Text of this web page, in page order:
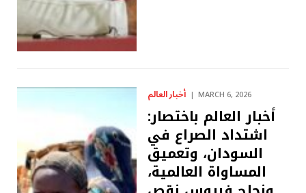
أخبار العالم MARCH 6, 2026
أخبار العالم باختصار:
اشتداد الصراع في
السودان، وتعميق
المساواة العالمية،